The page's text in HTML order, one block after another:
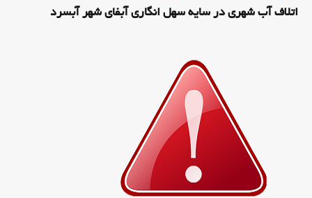
اتلاف آب شهری در سایه سهل انگاری آبفای شهر آبسرد